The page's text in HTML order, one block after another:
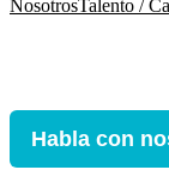
NosotrosTalento /
Habla con